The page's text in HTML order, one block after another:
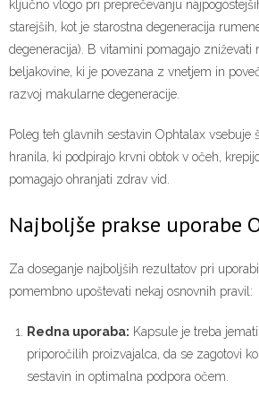
ključno vlogo pri preprečevanju
starejših, kot je starostna degeneracija
degeneracija). B vitamini pomagajo zniževati
beljakovine, ki je povezana z vnetjem in
razvoj makularne degeneracije.
Poleg teh glavnih sestavin Ophtalax vsebuje
hranila, ki podpirajo krvni obtok v očeh,
pomagajo ohranjati zdrav vid.
Najboljše prakse uporabe
Za doseganje najboljših rezultatov pri
pomembno upoštevati nekaj osnovnih pravil:
Redna uporaba: Kapsule je treba
priporočilih proizvajalca, da se zagotovi
sestavin in optimalna podpora očem.